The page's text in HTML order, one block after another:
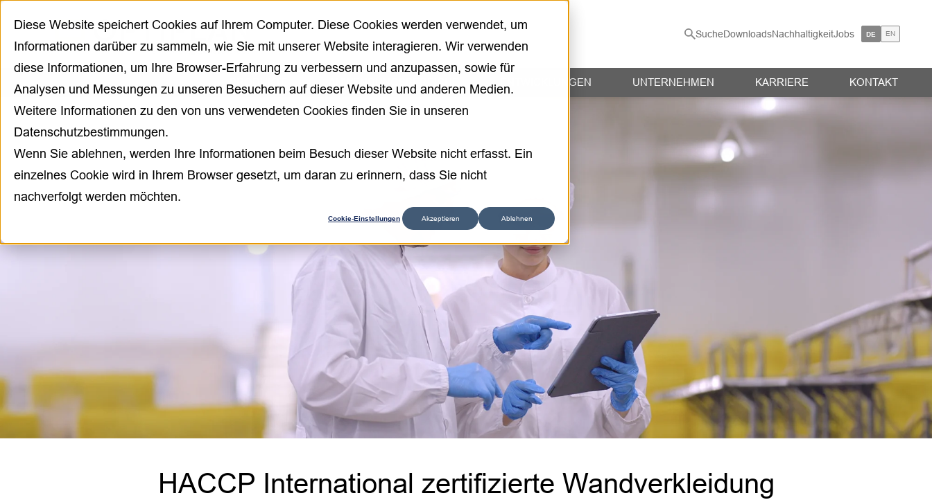
Diese Website speichert Cookies auf Ihrem Computer. Diese Cookies werden verwendet, um
Informationen darüber zu sammeln, wie Sie mit unserer Website interagieren. Wir verwenden
diese Informationen, um Ihre Browser-Erfahrung zu verbessern und anzupassen, sowie für
Analysen und Messungen zu unseren Besuchern auf dieser Website und anderen Medien.
Weitere Informationen zu den von uns verwendeten Cookies finden Sie in unseren
Datenschutzbestimmungen.
Wenn Sie ablehnen, werden Ihre Informationen beim Besuch dieser Website nicht erfasst. Ein
einzelnes Cookie wird in Ihrem Browser gesetzt, um daran zu erinnern, dass Sie nicht
nachverfolgt werden möchten.
Cookie-Einstellungen Akzeptieren Ablehnen
SucheDownloadsNachhaltigkeitJobs DE EN
PRODUKTE ANWENDUNGSBEREICHE ENTWICKLUNGEN UNTERNEHMEN KARRIERE KONTAKT
HACCP International zertifizierte Wandverkleidung